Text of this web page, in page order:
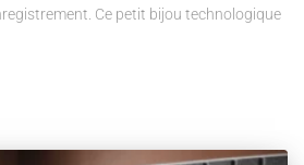
Ce petit bijou technologique